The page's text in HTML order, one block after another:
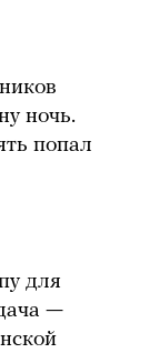
ночь.
попал
для
—